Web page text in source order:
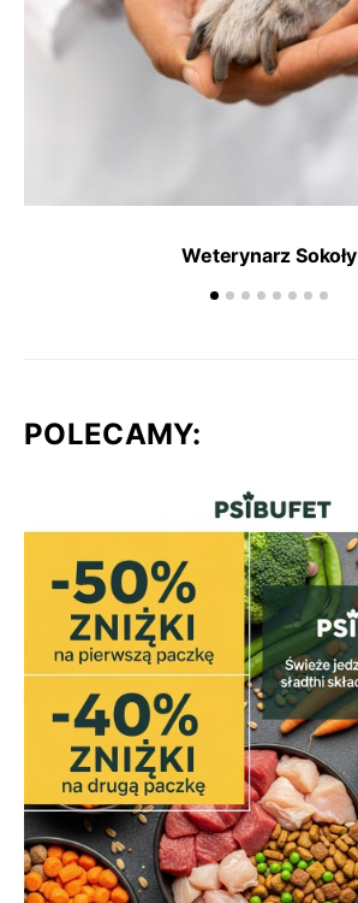
Weterynarz Sokoły
POLECAMY: